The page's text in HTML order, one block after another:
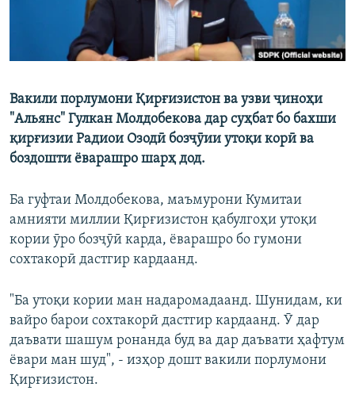
Вакили порлумони Қирғизистон ва узви ҷиноҳи
"Альянс" Гулкан Молдобекова дар суҳбат бо бахши
қирғизии Радиои Озодӣ бозҷӯии утоқи корӣ ва
боздошти ёварашро шарҳ дод.
Ба гуфтаи Молдобекова, маъмурони Кумитаи
амнияти миллии Қирғизистон қабулгоҳи утоқи
кории ӯро бозҷӯӣ карда, ёварашро бо гумони
сохтакорӣ дастгир кардаанд.
"Ба утоқи кории ман надаромадаанд. Шунидам, ки
вайро барои сохтакорӣ дастгир кардаанд. Ӯ дар
даъвати шашум ронанда буд ва дар даъвати ҳафтум
ёвари ман шуд", - изҳор дошт вакили порлумони
Қирғизистон.